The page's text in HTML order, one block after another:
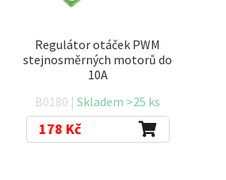
Regulátor otáček PWM
stejnosměrných motorů do
10A
B0180 |Skladem >25 ks
178 Kč